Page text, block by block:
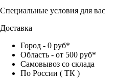
Специальные условия для вас
Доставка
Город - 0 руб*
Область - от 500 руб*
Самовывоз со склада
По России ( ТК )